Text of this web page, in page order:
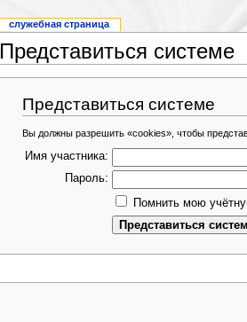
Представиться системе
Представиться системе
Вы должны разрешить «cookies», чтобы
Имя участника:
Пароль:
Помнить мою
служебная страница